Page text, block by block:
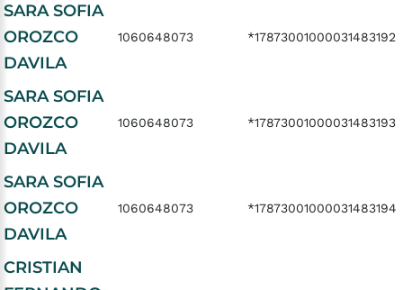
SARA SOFIA
OROZCO
DAVILA
1060648073 *17873001000031483192
SARA SOFIA
OROZCO
DAVILA
1060648073 *17873001000031483193
SARA SOFIA
OROZCO
DAVILA
1060648073 *17873001000031483194
CRISTIAN